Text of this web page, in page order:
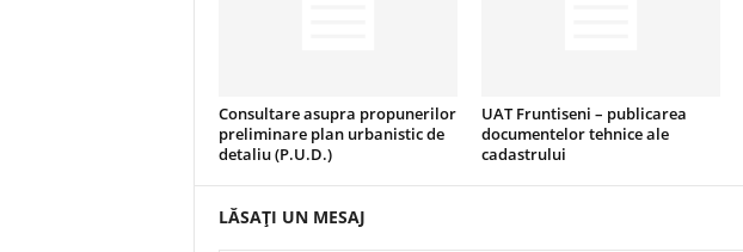
Consultare asupra propunerilor
preliminare plan urbanistic de
detaliu (P.U.D.)
UAT Fruntiseni – publicarea
documentelor tehnice ale
cadastrului
LĂSAȚI UN MESAJ